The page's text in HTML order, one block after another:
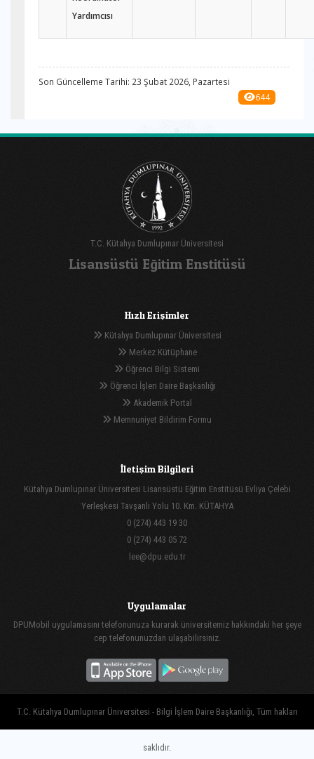
Yardımcısı
Son Güncelleme Tarihi: 23 Şubat 2026, Pazartesi
644
T.C. Kütahya Dumlupınar Üniversitesi
Lisansüstü Eğitim Enstitüsü
Hızlı Erişimler
Kütahya Dumlupınar Üniversitesi
Merkez Kütüphane
Öğrenci Bilgi Sistemi
Öğrenci İşleri Daire Başkanlığı
Akademik Portal
Memnuniyet Bildirim Formu
İletişim Bilgileri
Kütahya Dumlupınar Üniversitesi Lisansüstü Eğitim Enstitüsü Evliya Çelebi
Yerleşkesi Tavşanlı Yolu 10. Km. KÜTAHYA
0 (274) 443 19 30
0 (274) 443 05 72
lee@dpu.edu.tr
Uygulamalar
DPUMobil uygulamasını telefonunuza kurarak üniversitemiz hakkındaki her şeye
cep telefonunuzdan ulaşabilirsiniz.
T.C. Kütahya Dumlupınar Üniversitesi - Bilgi İşlem Daire Başkanlığı, Tüm hakları
saklıdır.